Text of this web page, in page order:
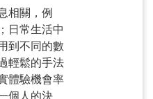
相關，例
日常生活中
到不同的數
輕鬆的手法
體驗機會率
個人的決